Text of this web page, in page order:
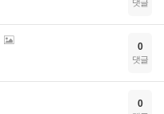
댓글
0
댓글
0